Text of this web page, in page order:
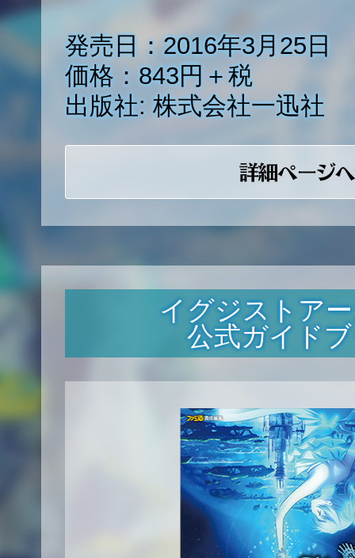
発売日：2016年3月25日
価格：843円＋税
出版社: 株式会社一迅社
イグジストア
公式ガイド